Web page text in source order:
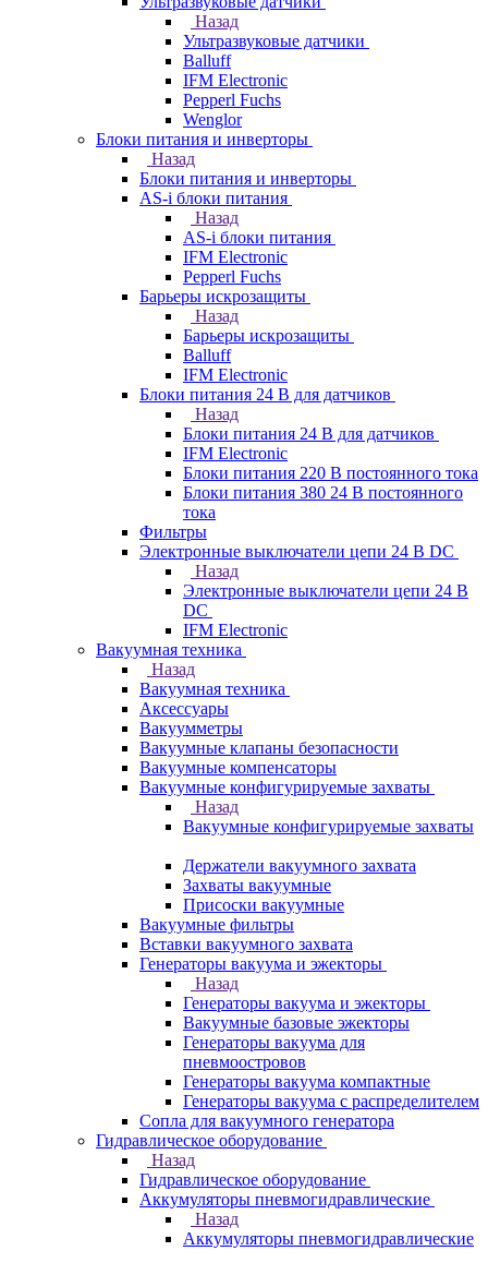
Назад
Ультразвуковые датчики
Balluff
IFM Electronic
Pepperl Fuchs
Wenglor
Блоки питания и инверторы
Назад
Блоки питания и инверторы
AS-i блоки питания
Назад
AS-i блоки питания
IFM Electronic
Pepperl Fuchs
Барьеры искрозащиты
Назад
Барьеры искрозащиты
Balluff
IFM Electronic
Блоки питания 24 В для датчиков
Назад
Блоки питания 24 В для датчиков
IFM Electronic
Блоки питания 220 В постоянного тока
Блоки питания 380 24 В постоянного
тока
Фильтры
Электронные выключатели цепи 24 В DC
Назад
Электронные выключатели цепи 24 В
DC
IFM Electronic
Вакуумная техника
Назад
Вакуумная техника
Аксессуары
Вакуумметры
Вакуумные клапаны безопасности
Вакуумные компенсаторы
Вакуумные конфигурируемые захваты
Назад
Вакуумные конфигурируемые захваты
Держатели вакуумного захвата
Захваты вакуумные
Присоски вакуумные
Вакуумные фильтры
Вставки вакуумного захвата
Генераторы вакуума и эжекторы
Назад
Генераторы вакуума и эжекторы
Вакуумные базовые эжекторы
Генераторы вакуума для
пневмоостровов
Генераторы вакуума компактные
Генераторы вакуума с распределителем
Сопла для вакуумного генератора
Гидравлическое оборудование
Назад
Гидравлическое оборудование
Аккумуляторы пневмогидравлические
Назад
Аккумуляторы пневмогидравлические